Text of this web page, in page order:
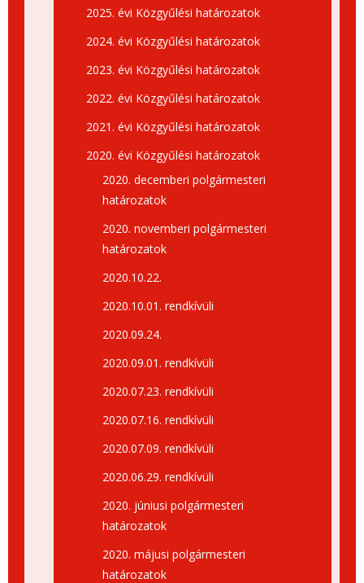
2025. évi Közgyűlési határozatok
2024. évi Közgyűlési határozatok
2023. évi Közgyűlési határozatok
2022. évi Közgyűlési határozatok
2021. évi Közgyűlési határozatok
2020. évi Közgyűlési határozatok
2020. decemberi polgármesteri
határozatok
2020. novemberi polgármesteri
határozatok
2020.10.22.
2020.10.01. rendkívüli
2020.09.24.
2020.09.01. rendkívüli
2020.07.23. rendkívüli
2020.07.16. rendkívüli
2020.07.09. rendkívüli
2020.06.29. rendkívüli
2020. júniusi polgármesteri
határozatok
2020. májusi polgármesteri
határozatok